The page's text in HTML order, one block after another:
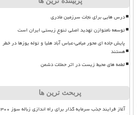
درس هایی برای نجات سرزمین مادری
توسعه نامتوازن تهدید اصلی تنوع زیستی ایران است
پایش جاده ای محور میامی-عباس آباد هلیا و توله یوزها در خطر
هستند
لطمه های محیط زیست در اثر حملات دشمن
پربحث ترین ها
آغاز فرایند جذب سرمایه گذار برای راه اندازی زباله سوز ۳۰۰